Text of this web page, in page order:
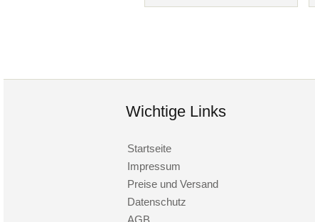
Wichtige Links
Startseite
Impressum
Preise und Versand
Datenschutz